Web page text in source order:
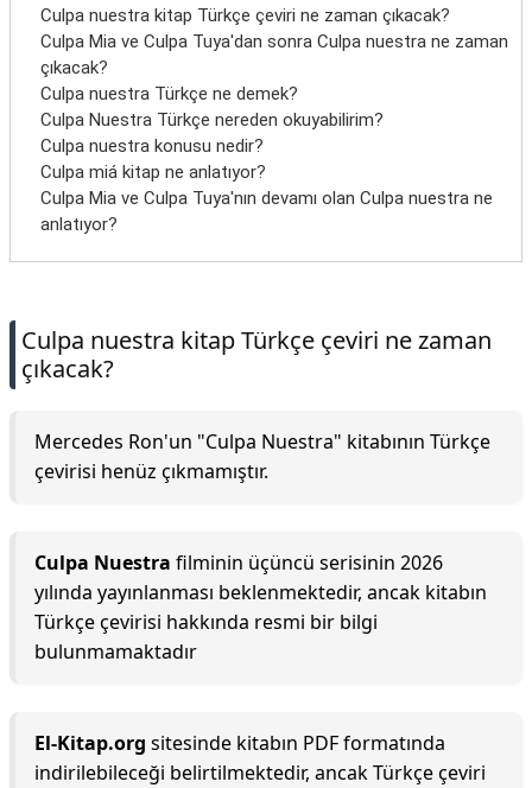
Culpa nuestra kitap Türkçe çeviri ne zaman çıkacak?
Culpa Mia ve Culpa Tuya'dan sonra Culpa nuestra ne zaman
çıkacak?
Culpa nuestra Türkçe ne demek?
Culpa Nuestra Türkçe nereden okuyabilirim?
Culpa nuestra konusu nedir?
Culpa miá kitap ne anlatıyor?
Culpa Mia ve Culpa Tuya'nın devamı olan Culpa nuestra ne
anlatıyor?
Culpa nuestra kitap Türkçe çeviri ne zaman
çıkacak?
Mercedes Ron'un "Culpa Nuestra" kitabının Türkçe
çevirisi henüz çıkmamıştır.
Culpa Nuestra filminin üçüncü serisinin 2026
yılında yayınlanması beklenmektedir, ancak kitabın
Türkçe çevirisi hakkında resmi bir bilgi
bulunmamaktadır
El-Kitap.org sitesinde kitabın PDF formatında
indirilebileceği belirtilmektedir, ancak Türkçe çeviri